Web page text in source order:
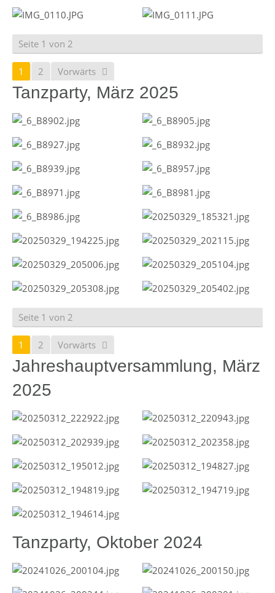
Seite 1 von 2
1 2 Vorwärts
Tanzparty, März 2025
Seite 1 von 2
1 2 Vorwärts
Jahreshauptversammlung, März
2025
Tanzparty, Oktober 2024